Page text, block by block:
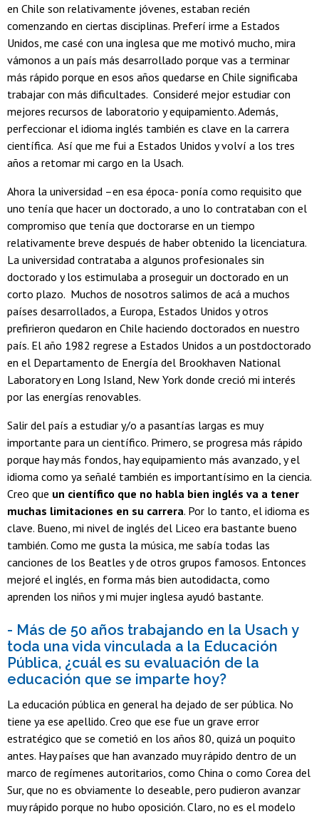
en Chile son relativamente jóvenes, estaban recién
comenzando en ciertas disciplinas. Preferí irme a Estados
Unidos, me casé con una inglesa que me motivó mucho, mira
vámonos a un país más desarrollado porque vas a terminar
más rápido porque en esos años quedarse en Chile significaba
trabajar con más dificultades. Consideré mejor estudiar con
mejores recursos de laboratorio y equipamiento. Además,
perfeccionar el idioma inglés también es clave en la carrera
científica. Así que me fui a Estados Unidos y volví a los tres
años a retomar mi cargo en la Usach.
Ahora la universidad –en esa época- ponía como requisito que
uno tenía que hacer un doctorado, a uno lo contrataban con el
compromiso que tenía que doctorarse en un tiempo
relativamente breve después de haber obtenido la licenciatura.
La universidad contrataba a algunos profesionales sin
doctorado y los estimulaba a proseguir un doctorado en un
corto plazo. Muchos de nosotros salimos de acá a muchos
países desarrollados, a Europa, Estados Unidos y otros
prefirieron quedaron en Chile haciendo doctorados en nuestro
país. El año 1982 regrese a Estados Unidos a un postdoctorado
en el Departamento de Energía del Brookhaven National
Laboratory en Long Island, New York donde creció mi interés
por las energías renovables.
Salir del país a estudiar y/o a pasantías largas es muy
importante para un científico. Primero, se progresa más rápido
porque hay más fondos, hay equipamiento más avanzado, y el
idioma como ya señalé también es importantísimo en la ciencia.
Creo que un científico que no habla bien inglés va a tener
muchas limitaciones en su carrera. Por lo tanto, el idioma es
clave. Bueno, mi nivel de inglés del Liceo era bastante bueno
también. Como me gusta la música, me sabía todas las
canciones de los Beatles y de otros grupos famosos. Entonces
mejoré el inglés, en forma más bien autodidacta, como
aprenden los niños y mi mujer inglesa ayudó bastante.
- Más de 50 años trabajando en la Usach y
toda una vida vinculada a la Educación
Pública, ¿cuál es su evaluación de la
educación que se imparte hoy?
La educación pública en general ha dejado de ser pública. No
tiene ya ese apellido. Creo que ese fue un grave error
estratégico que se cometió en los años 80, quizá un poquito
antes. Hay países que han avanzado muy rápido dentro de un
marco de regímenes autoritarios, como China o como Corea del
Sur, que no es obviamente lo deseable, pero pudieron avanzar
muy rápido porque no hubo oposición. Claro, no es el modelo